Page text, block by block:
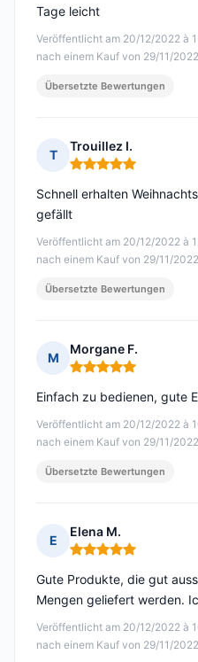
Veröffentlicht am 20/12/2022 à
nach einem Kauf von 29/11/2022
Tage leicht
Übersetzte Bewertungen
T
Trouillez I.
Hinweis: 5 von 5
Veröffentlicht am 20/12/2022 à
nach einem Kauf von 29/11/2022
Schnell erhalten
gefällt
Übersetzte Bewertungen
M
Morgane F.
Hinweis: 5 von 5
Veröffentlicht am 20/12/2022 à
nach einem Kauf von 29/11/2022
Einfach zu bedienen, gute
Übersetzte Bewertungen
E
Elena M.
Hinweis: 5 von 5
Veröffentlicht am 20/12/2022 à
nach einem Kauf von 29/11/2022
Gute Produkte, die gut
Mengen geliefert werden.